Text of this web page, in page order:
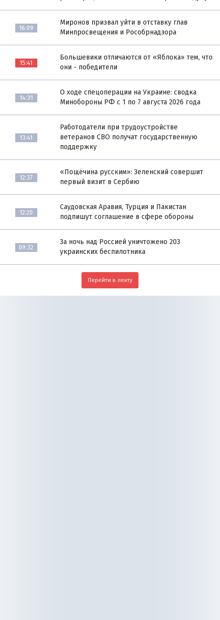
16:09
Миронов призвал уйти в отставку глав
Минпросвещения и Рособрнадзора
15:41
Большевики отличаются от «Яблока» тем, что
они - победители
14:31
О ходе спецоперации на Украине: сводка
Минобороны РФ с 1 по 7 августа 2026 года
13:41
Работодатели при трудоустройстве
ветеранов СВО получат государственную
поддержку
12:37
«Пощёчина русским»: Зеленский совершит
первый визит в Сербию
12:20
Саудовская Аравия, Турция и Пакистан
подпишут соглашение в сфере обороны
09:32
За ночь над Россией уничтожено 203
украинских беспилотника
Перейти в ленту